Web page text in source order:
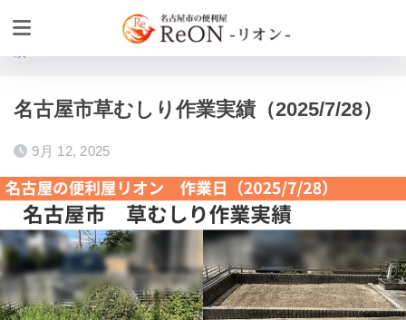
作業実績
お庭の植木・高木伐採・草取りの作業実
名古屋市草むしり作業実績（2025/7/28）
9月 12, 2025